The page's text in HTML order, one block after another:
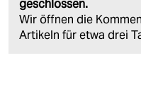
geschlossen.
Wir öffnen die
Artikeln für etwa drei